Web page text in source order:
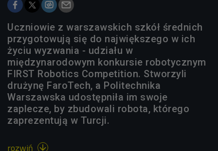
Uczniowie z warszawskich szkół średnich
przygotowują się do największego w ich
życiu wyzwania - udziału w
międzynarodowym konkursie robotycznym
FIRST Robotics Competition. Stworzyli
drużynę FaroTech, a Politechnika
Warszawska udostępniła im swoje
zaplecze, by zbudowali robota, którego
zaprezentują w Turcji.
rozwiń 